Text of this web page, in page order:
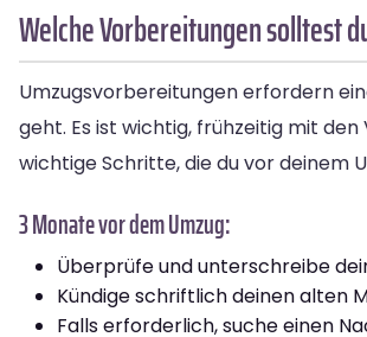
Welche Vorbereitungen solltest
Umzugsvorbereitungen erfordern
geht. Es ist wichtig, frühzeitig mit
wichtige Schritte, die du vor deinem
3 Monate vor dem Umzug:
Überprüfe und unterschreibe
Kündige schriftlich deinen alten
Falls erforderlich, suche einen